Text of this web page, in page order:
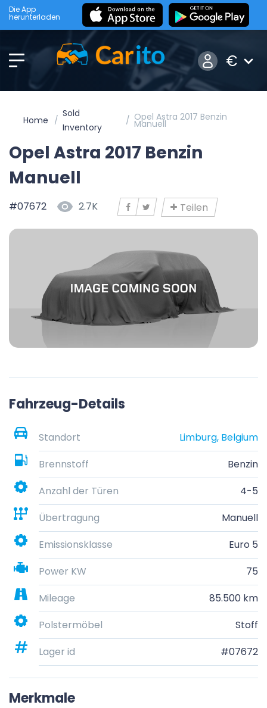
Die App
herunterladen
€
Home
Sold
Inventory
Opel Astra 2017 Benzin
Manuell
Opel Astra 2017 Benzin
Manuell
#07672 2.7K Teilen
Fahrzeug-Details
Standort
Limburg, Belgium
Brennstoff
Benzin
Anzahl der Türen
4-5
Übertragung
Manuell
Emissionsklasse
Euro 5
Power KW
75
Mileage
85.500 km
Polstermöbel
Stoff
Lager id
#07672
Merkmale